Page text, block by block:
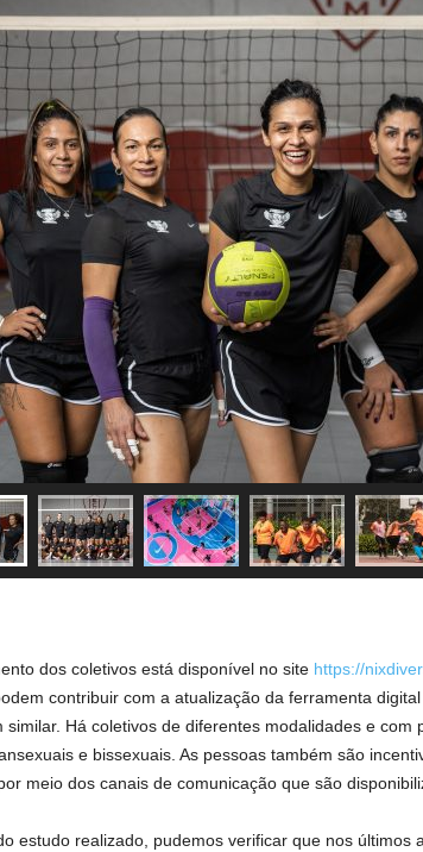
dos coletivos está disponível no site https://
contribuir com a atualização da ferramenta
similar. Há coletivos de diferentes modalidades e com
e bissexuais. As pessoas também são
meio dos canais de comunicação que são
estudo realizado, pudemos verificar que nos últimos